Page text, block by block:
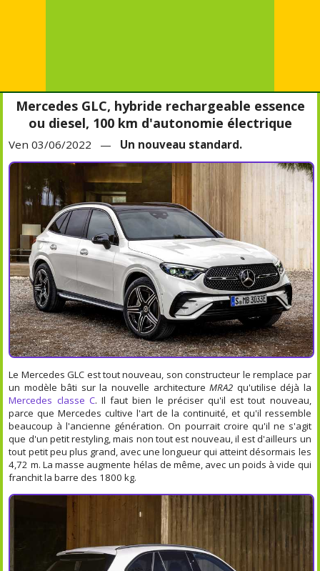
Mercedes GLC, hybride rechargeable essence
ou diesel, 100 km d'autonomie électrique
Ven 03/06/2022 — Un nouveau standard.
Le Mercedes GLC est tout nouveau, son constructeur le remplace par
un modèle bâti sur la nouvelle architectureMRA2 qu'utilise déjà la
Mercedes classe C. Il faut bien le préciser qu'il est tout nouveau,
parce que Mercedes cultive l'art de la continuité, et qu'il ressemble
beaucoup à l'ancienne génération. On pourrait croire qu'il ne s'agit
que d'un petit restyling, mais non tout est nouveau, il est d'ailleurs un
tout petit peu plus grand, avec une longueur qui atteint désormais les
4,72 m. La masse augmente hélas de même, avec un poids à vide qui
franchit la barre des 1800 kg.